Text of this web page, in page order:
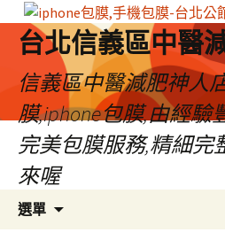
台北信義區中醫
信義區中醫減肥神人
膜,iphone包膜,由經驗
完美包膜服務,精細完
來喔
選單